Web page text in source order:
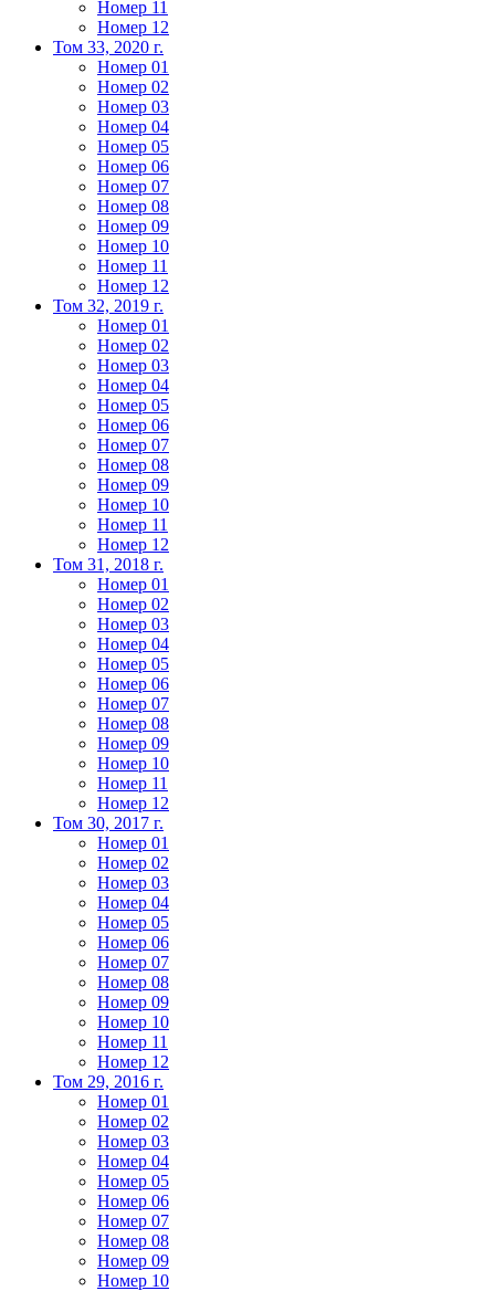
Номер 11
Номер 12
Том 33, 2020 г.
Номер 01
Номер 02
Номер 03
Номер 04
Номер 05
Номер 06
Номер 07
Номер 08
Номер 09
Номер 10
Номер 11
Номер 12
Том 32, 2019 г.
Номер 01
Номер 02
Номер 03
Номер 04
Номер 05
Номер 06
Номер 07
Номер 08
Номер 09
Номер 10
Номер 11
Номер 12
Том 31, 2018 г.
Номер 01
Номер 02
Номер 03
Номер 04
Номер 05
Номер 06
Номер 07
Номер 08
Номер 09
Номер 10
Номер 11
Номер 12
Том 30, 2017 г.
Номер 01
Номер 02
Номер 03
Номер 04
Номер 05
Номер 06
Номер 07
Номер 08
Номер 09
Номер 10
Номер 11
Номер 12
Том 29, 2016 г.
Номер 01
Номер 02
Номер 03
Номер 04
Номер 05
Номер 06
Номер 07
Номер 08
Номер 09
Номер 10